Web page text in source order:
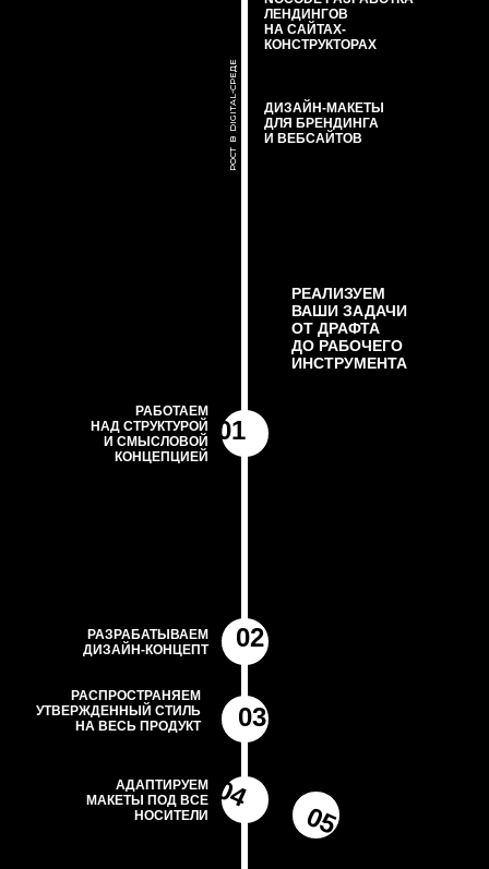
ДИЗАЙН-МАКЕТЫ
ДЛЯ БРЕНДИНГА
И ВЕБСАЙТОВ
ЛЕНДИНГОВ
НА САЙТАХ-
КОНСТРУКТОРАХ
РОСТ В DIGITAL-СРЕДЕ
РЕАЛИЗУЕМ
ВАШИ ЗАДАЧИ
ОТ ДРАФТА
ДО РАБОЧЕГО
ИНСТРУМЕНТА
01
РАБОТАЕМ
НАД СТРУКТУРОЙ
И СМЫСЛОВОЙ
КОНЦЕПЦИЕЙ
02
РАЗРАБАТЫВАЕМ
ДИЗАЙН-КОНЦЕПТ
03
РАСПРОСТРАНЯЕМ
УТВЕРЖДЕННЫЙ СТИЛЬ
НА ВЕСЬ ПРОДУКТ
04
АДАПТИРУЕМ
МАКЕТЫ ПОД ВСЕ
НОСИТЕЛИ
05